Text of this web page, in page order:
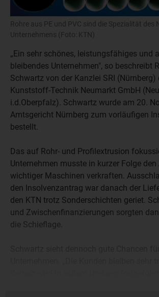
Rohre aus PE und PVC sind die Spezialität des
Unternehmens (Foto: KTN)
„Ein sehr schönes, leistungsfähiges und
bleibendes Unternehmen", so beschreibt
Schwartz von der Kanzlei SRI (Nürnberg)
Kunststoff-Technik Neumarkt GmbH
i.d.Oberpfalz). Schwartz wurde am 20.
Amtsgericht Nürnberg zum vorläufigen
bestellt.
Das auf Rohr- und Profilextrusion
Unternehmen musste in kurzer Folge
wichtiger Maschinen verkraften.
den Insolvenzantrag war danach der
den KTN trotz Sonderschichten geriet.
und Zwischenfinanzierungen sorgten
die Schieflage.